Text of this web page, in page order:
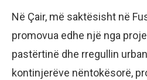
Në Çair, më saktësisht në
promovua edhe një nga
pastërtinë dhe rregullin
kontinjerëve nëntokësorë,